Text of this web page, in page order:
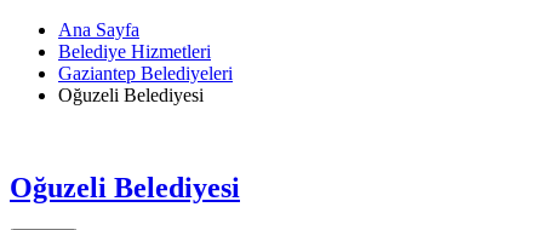
Ana Sayfa
Belediye Hizmetleri
Gaziantep Belediyeleri
Oğuzeli Belediyesi
Oğuzeli Belediyesi